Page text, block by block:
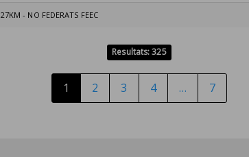
27KM - NO FEDERATS FEEC
Resultats: 325
1 2 3 4 … 7